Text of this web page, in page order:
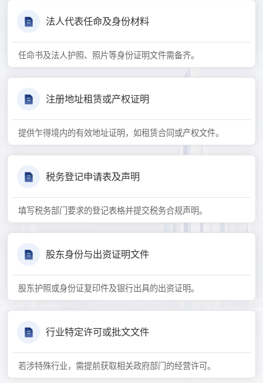
法人代表任命及身份材料
任命书及法人护照、照片等身份证明文件需备齐。
注册地址租赁或产权证明
提供乍得境内的有效地址证明，如租赁合同或产权文件。
税务登记申请表及声明
填写税务部门要求的登记表格并提交税务合规声明。
股东身份与出资证明文件
股东护照或身份证复印件及银行出具的出资证明。
行业特定许可或批文文件
若涉特殊行业，需提前获取相关政府部门的经营许可。